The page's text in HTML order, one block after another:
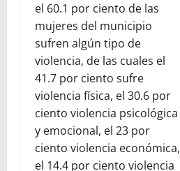
el 60.1 por ciento de las
mujeres del municipio
sufren algún tipo de
violencia, de las cuales el
41.7 por ciento sufre
violencia física, el 30.6 por
ciento violencia psicológica
y emocional, el 23 por
ciento violencia económica,
el 14.4 por ciento violencia